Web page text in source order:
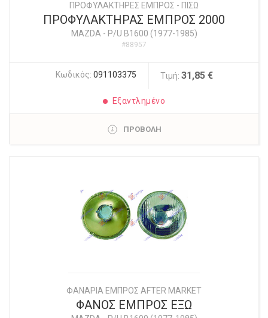
ΠΡΟΦΥΛΑΚΤΗΡΕΣ ΕΜΠΡΟΣ - ΠΙΣΩ
ΠΡΟΦΥΛΑΚΤΗΡΑΣ ΕΜΠΡΟΣ 2000
MAZDA- P/U B1600 (1977-1985)
#88957
Κωδικός: 091103375 Τιμή: 31,85 €
Εξαντλημένο
ΠΡΟΒΟΛΗ
ΦΑΝΑΡΙΑ ΕΜΠΡΟΣ AFTER MARKET
ΦΑΝΟΣ ΕΜΠΡΟΣ ΕΞΩ